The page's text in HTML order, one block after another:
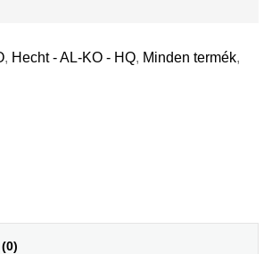
, Hecht - AL-KO - HQ, Minden termék,